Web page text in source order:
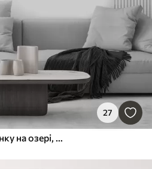
27
Рожева вишня біля будинку на озері, Японія, східний стиль, акварель